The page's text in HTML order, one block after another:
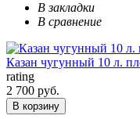
В закладки
В сравнение
Казан чугунный 10 л.
rating
2 700 руб.
В корзину